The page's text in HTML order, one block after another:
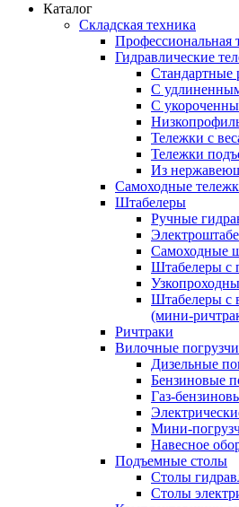
Каталог
Складская техника
Профессиональная
Гидравлические
Стандартные
С
С
Тележки с
Тележки
Из
Самоходные
Штабелеры
Ручные
Самоходные
Штабелеры с
Штабелеры с
(мини-
Ричтраки
Вилочные
Дизельные
Бензиновые
Газ-
Мини-
Навесное
Подъемные столы
Столы
Столы